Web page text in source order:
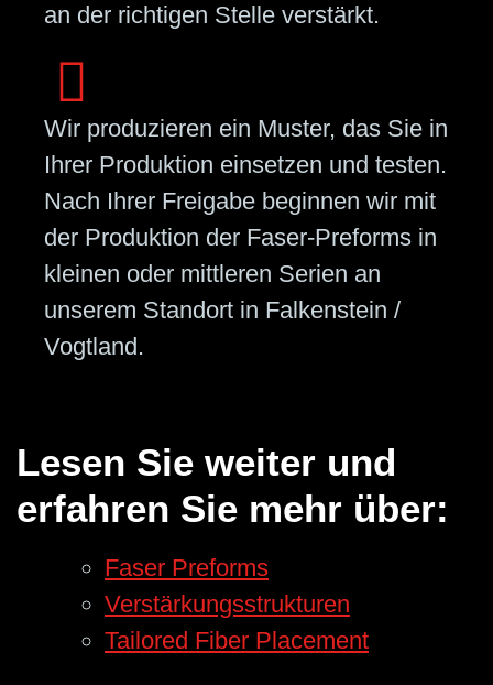
an der richtigen Stelle verstärkt.
Wir produzieren ein Muster, das Sie in
Ihrer Produktion einsetzen und testen.
Nach Ihrer Freigabe beginnen wir mit
der Produktion der Faser-Preforms in
kleinen oder mittleren Serien an
unserem Standort in Falkenstein /
Vogtland.
Lesen Sie weiter und
erfahren Sie mehr über:
Faser Preforms
Verstärkungsstrukturen
Tailored Fiber Placement